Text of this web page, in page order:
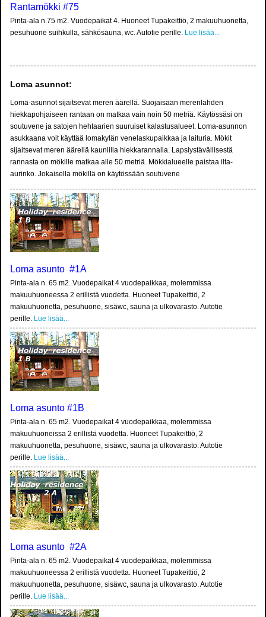
Rantamökki #75
Pinta-ala n.75 m2. Vuodepaikat 4. Huoneet Tupakeittiö, 2 makuuhuonetta,
pesuhuone suihkulla, sähkösauna, wc. Autotie perille. Lue lisää...
Loma asunnot:
Loma-asunnot sijaitsevat meren äärellä. Suojaisaan merenlahden
hiekkapohjaiseen rantaan on matkaa vain noin 50 metriä. Käytössäsi on
soutuvene ja satojen hehtaarien suuruiset kalastusalueet. Loma-asunnon
asukkaana voit käyttää lomakylän venelaskupaikkaa ja laituria. Mökit
sijaitsevat meren äärellä kauniilla hiekkarannalla. Lapsiystävällisestä
rannasta on mökille matkaa alle 50 metriä. Mökkialueelle paistaa ilta-
aurinko. Jokaisella mökillä on käytössään soutuvene
Loma asunto #1A
Pinta-ala n. 65 m2. Vuodepaikat 4 vuodepaikkaa, molemmissa
makuuhuoneessa 2 erillistä vuodetta. Huoneet Tupakeittiö, 2
makuuhuonetta, pesuhuone, sisäwc, sauna ja ulkovarasto. Autotie
perille. Lue lisää...
Loma asunto #1B
Pinta-ala n. 65 m2. Vuodepaikat 4 vuodepaikkaa, molemmissa
makuuhuoneissa 2 erillistä vuodetta. Huoneet Tupakeittiö, 2
makuuhuonetta, pesuhuone, sisäwc, sauna ja ulkovarasto. Autotie
perille. Lue lisää...
Loma asunto #2A
Pinta-ala n. 65 m2. Vuodepaikat 4 vuodepaikkaa, molemmissa
makuuhuoneessa 2 erillistä vuodetta. Huoneet Tupakeittiö, 2
makuuhuonetta, pesuhuone, sisäwc, sauna ja ulkovarasto. Autotie
perille. Lue lisää...